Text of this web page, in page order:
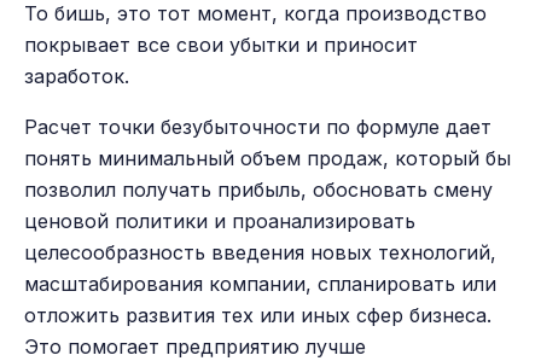
То бишь, это тот момент, когда производство
покрывает все свои убытки и приносит
заработок.
Расчет точки безубыточности по формуле дает
понять минимальный объем продаж, который бы
позволил получать прибыль, обосновать смену
ценовой политики и проанализировать
целесообразность введения новых технологий,
масштабирования компании, спланировать или
отложить развития тех или иных сфер бизнеса.
Это помогает предприятию лучше